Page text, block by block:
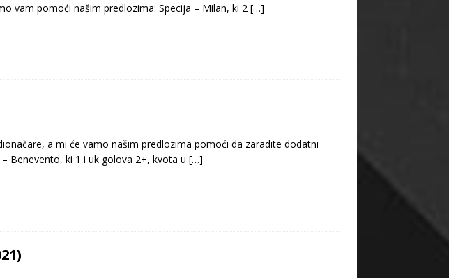
vam pomoći našim predlozima: Specija – Milan, ki 2 […]
a mi će vamo našim predlozima pomoći da zaradite dodatni
Benevento, ki 1 i uk golova 2+, kvota u […]